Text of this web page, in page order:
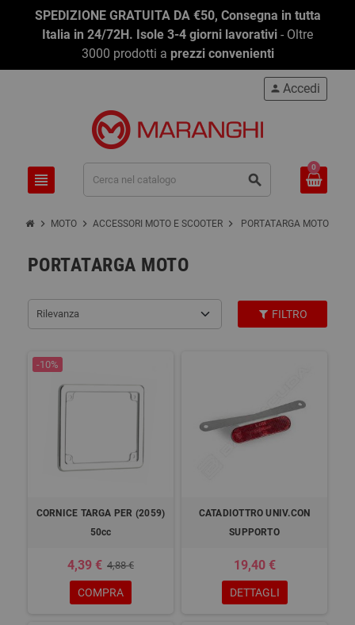
SPEDIZIONE GRATUITA DA €50, Consegna in tutta
Italia in 24/72H. Isole 3-4 giorni lavorativi - Oltre
3000 prodotti a prezzi convenienti
view_headline search
person Accedi
0
chevron_right MOTO chevron_right ACCESSORI MOTO E SCOOTER chevron_right PORTATARGA MOTO
PORTATARGA MOTO
Rilevanza FILTRO
-10%
CORNICE TARGA PER (2059)
50cc
4,39 € 4,88 €
COMPRA
CATADIOTTRO UNIV.CON
SUPPORTO
19,40 €
DETTAGLI